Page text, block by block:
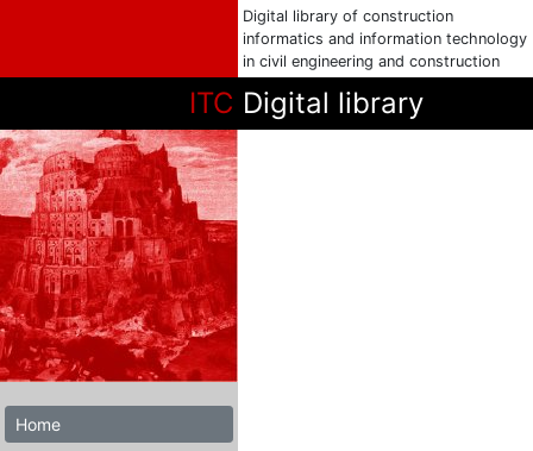
Digital library of construction
informatics and information technology
in civil engineering and construction
ITC Digital library
Home